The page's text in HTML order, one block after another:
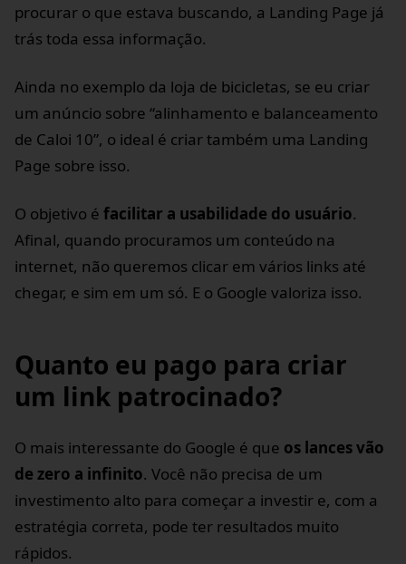
procurar o que estava buscando, a Landing Page já
trás toda essa informação.
Ainda no exemplo da loja de bicicletas, se eu criar
um anúncio sobre “alinhamento e balanceamento
de Caloi 10”, o ideal é criar também uma Landing
Page sobre isso.
O objetivo é facilitar a usabilidade do usuário.
Afinal, quando procuramos um conteúdo na
internet, não queremos clicar em vários links até
chegar, e sim em um só. E o Google valoriza isso.
Quanto eu pago para criar
um link patrocinado?
O mais interessante do Google é que os lances vão
de zero a infinito. Você não precisa de um
investimento alto para começar a investir e, com a
estratégia correta, pode ter resultados muito
rápidos.